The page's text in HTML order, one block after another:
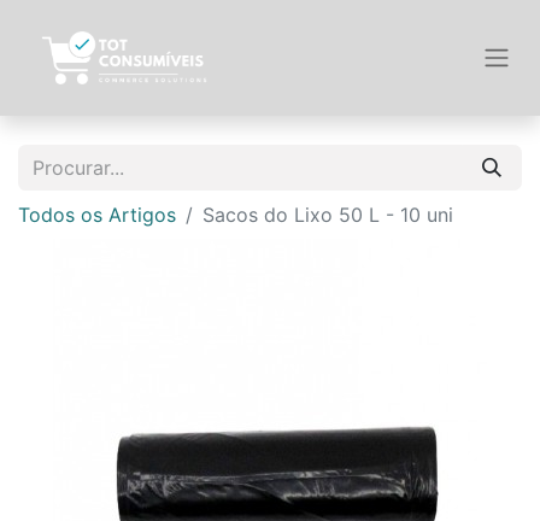
Todos os Artigos Sacos do Lixo 50 L - 10 uni